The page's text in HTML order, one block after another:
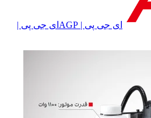
ای جی پی | AGP
ای جی پی |